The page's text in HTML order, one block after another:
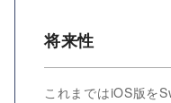
将来性
これまではiOS版を